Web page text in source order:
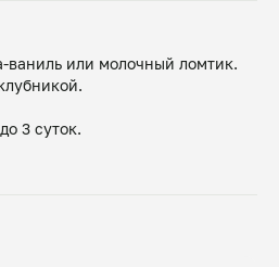
ваниль или молочный ломтик.
3 суток.
масло сливочное,
сахар, мука, молоко,